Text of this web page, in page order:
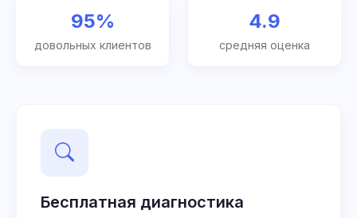
95%
довольных клиентов
4.9
средняя оценка
Бесплатная диагностика